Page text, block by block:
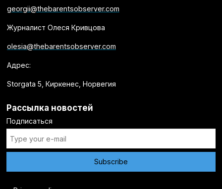
georgii@thebarentsobserver.com
Журналист Олеся Кривцова
olesia@thebarentsobserver.com
Адрес:
Storgata 5, Киркенес, Норвегия
Рассылка новостей
Подписаться